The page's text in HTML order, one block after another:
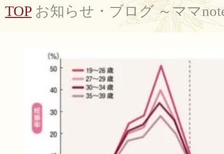
TOP お知らせ・ブログ ～ママ